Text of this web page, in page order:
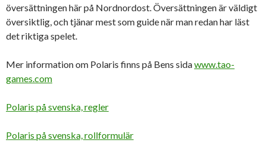
översättningen här på Nordnordost. Översättningen är väldigt
översiktlig, och tjänar mest som guide när man redan har läst
det riktiga spelet.
Mer information om Polaris finns på Bens sidawww.tao-
games.com
Polaris på svenska, regler
Polaris på svenska, rollformulär